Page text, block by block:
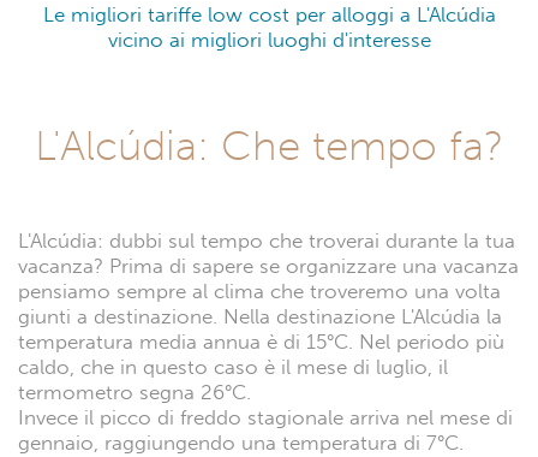
Le migliori tariffe low cost per alloggi a L'Alcúdia
vicino ai migliori luoghi d'interesse
L'Alcúdia: Che tempo fa?
L'Alcúdia: dubbi sul tempo che troverai durante la tua
vacanza? Prima di sapere se organizzare una vacanza
pensiamo sempre al clima che troveremo una volta
giunti a destinazione. Nella destinazione L'Alcúdia la
temperatura media annua è di 15°C. Nel periodo più
caldo, che in questo caso è il mese di luglio, il
termometro segna 26°C.
Invece il picco di freddo stagionale arriva nel mese di
gennaio, raggiungendo una temperatura di 7°C.